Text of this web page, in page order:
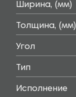
Ширина, (мм)
Толщина, (мм)
Угол
Тип
Исполнение